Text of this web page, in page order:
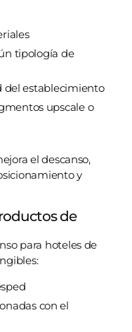
tipología de
del establecimiento
upscale o
el descanso,
y
de
para hoteles de
con el